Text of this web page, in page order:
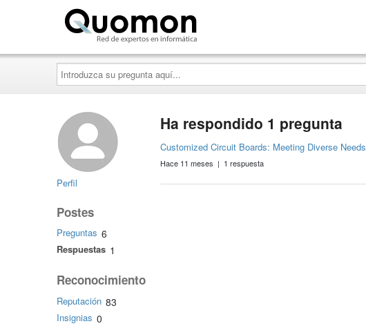
Introduzca
su
pregunta
aquí...
Perfil
Postes
Preguntas 6
Respuestas 1
Reconocimiento
Reputación 83
Insignias 0
Ha respondido 1 pregunta
Customized Circuit Boards: Meeting Diverse Needs
Hace 11 meses | 1 respuesta